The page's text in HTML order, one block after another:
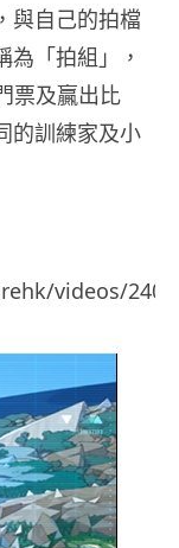
與自己的拍檔
「拍組」，
票及贏出比
的訓練家及小
videos/